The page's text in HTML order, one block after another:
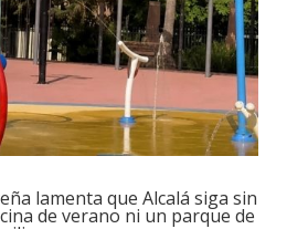
lamenta que Alcalá siga sin
de verano ni un parque de